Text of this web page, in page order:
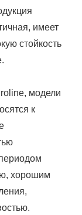
имеет
стойкость
модели
к
хорошим